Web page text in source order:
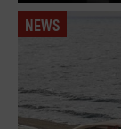
NEWS